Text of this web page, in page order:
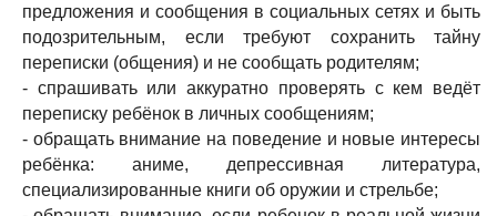
предложения и сообщения в социальных сетях и быть
подозрительным, если требуют сохранить тайну
переписки (общения) и не сообщать родителям;
- спрашивать или аккуратно проверять с кем ведёт
переписку ребёнок в личных сообщениям;
- обращать внимание на поведение и новые интересы
ребёнка: аниме, депрессивная литература,
специализированные книги об оружии и стрельбе;